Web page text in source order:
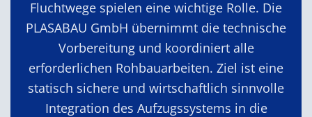
Fluchtwege spielen eine wichtige Rolle. Die
PLASABAU GmbH übernimmt die technische
Vorbereitung und koordiniert alle
erforderlichen Rohbauarbeiten. Ziel ist eine
statisch sichere und wirtschaftlich sinnvolle
Integration des Aufzugssystems in die